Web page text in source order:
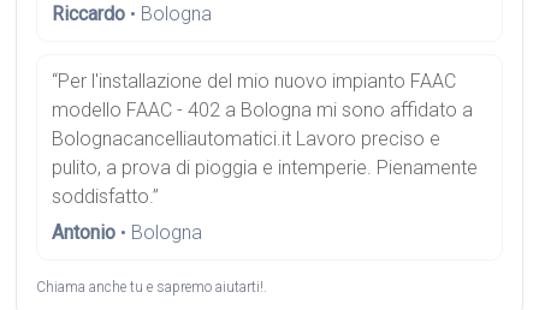
Riccardo • Bologna
“Per l'installazione del mio nuovo impianto FAAC
modello FAAC - 402 a Bologna mi sono affidato a
Bolognacancelliautomatici.it Lavoro preciso e
pulito, a prova di pioggia e intemperie. Pienamente
soddisfatto.”
Antonio • Bologna
Chiama anche tu e sapremo aiutarti!.